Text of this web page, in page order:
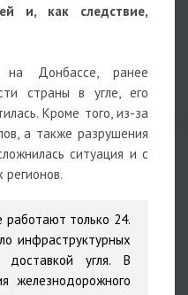
и, как следствие,
Донбассе, ранее
страны в угле, его
Кроме того, из-за
а также разрушения
ситуация и с
регионов.
только 24.
инфраструктурных
доставкой угля. В
железнодорожного